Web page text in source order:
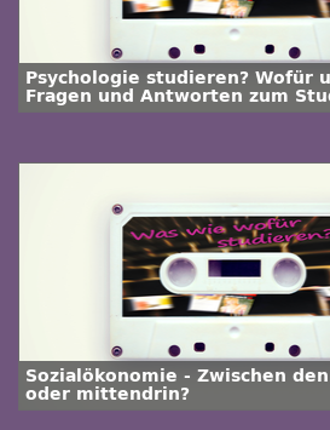
Psychologie studieren? Wofür
Fragen und Antworten zum
Sozialökonomie - Zwischen
oder mittendrin?